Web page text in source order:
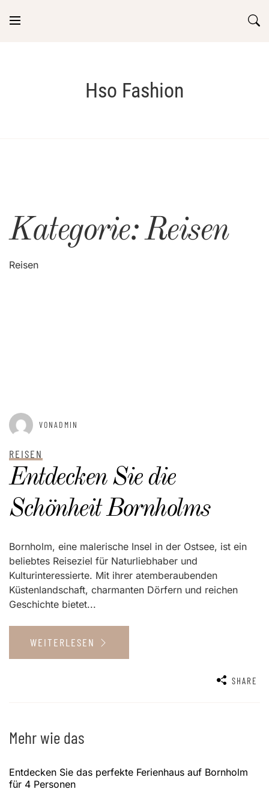
Hso Fashion
Kategorie:Reisen
Reisen
GEPOSTET AM
VONADMIN
REISEN
Entdecken Sie die
Schönheit Bornholms
Bornholm, eine malerische Insel in der Ostsee, ist ein
beliebtes Reiseziel für Naturliebhaber und
Kulturinteressierte. Mit ihrer atemberaubenden
Küstenlandschaft, charmanten Dörfern und reichen
Geschichte bietet...
WEITERLESEN
SHARE
Mehr wie das
Entdecken Sie das perfekte Ferienhaus auf Bornholm
für 4 Personen